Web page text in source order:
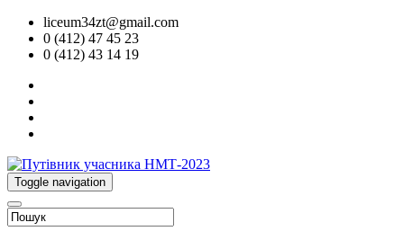
liceum34zt@gmail.com
0 (412) 47 45 23
0 (412) 43 14 19
Toggle navigation